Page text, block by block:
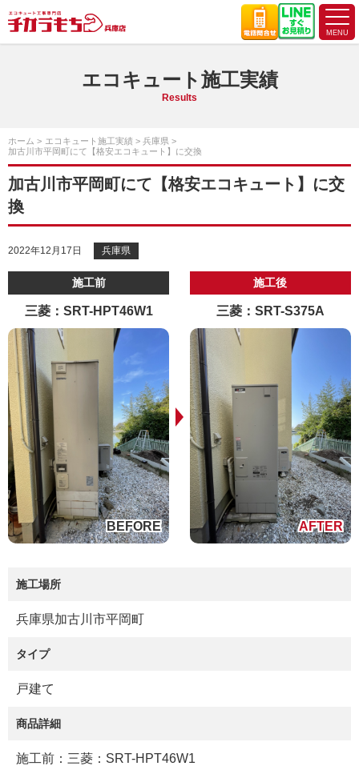
エコキュート施工実績
Results
ホーム エコキュート施工実績
兵庫県
加古川市平岡町にて【格安エコキュート】に交換
加古川市平岡町にて【格安エコキュート】に交
換
2022年12月17日 兵庫県
施工前
三菱：SRT-HPT46W1
施工後
三菱：SRT-S375A
施工場所
兵庫県加古川市平岡町
タイプ
戸建て
商品詳細
施工前：三菱：SRT-HPT46W1